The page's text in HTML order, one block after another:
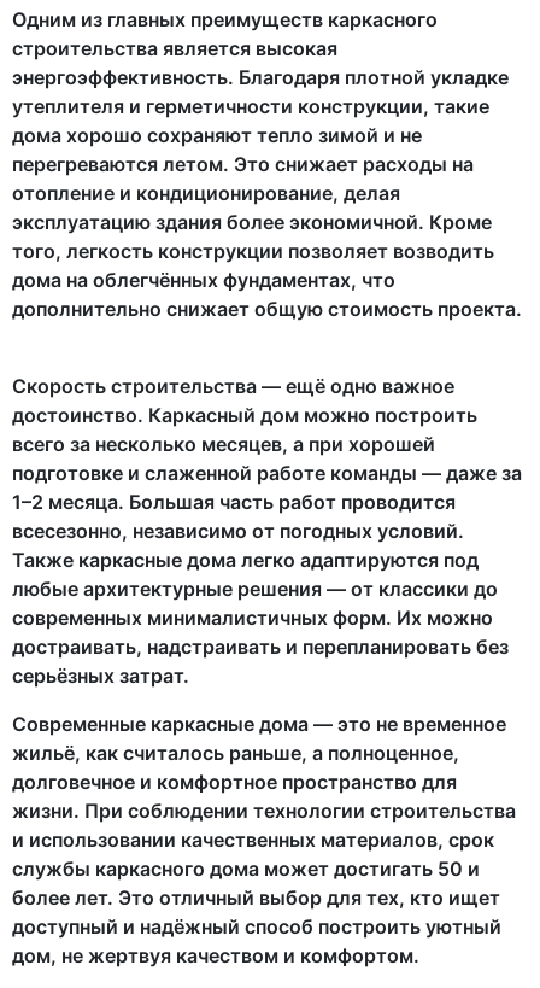
Одним из главных преимуществ каркасного
строительства является высокая
энергоэффективность. Благодаря плотной укладке
утеплителя и герметичности конструкции, такие
дома хорошо сохраняют тепло зимой и не
перегреваются летом. Это снижает расходы на
отопление и кондиционирование, делая
эксплуатацию здания более экономичной. Кроме
того, легкость конструкции позволяет возводить
дома на облегчённых фундаментах, что
дополнительно снижает общую стоимость проекта.
Скорость строительства — ещё одно важное
достоинство. Каркасный дом можно построить
всего за несколько месяцев, а при хорошей
подготовке и слаженной работе команды — даже за
1–2 месяца. Большая часть работ проводится
всесезонно, независимо от погодных условий.
Также каркасные дома легко адаптируются под
любые архитектурные решения — от классики до
современных минималистичных форм. Их можно
достраивать, надстраивать и перепланировать без
серьёзных затрат.
Современные каркасные дома — это не временное
жильё, как считалось раньше, а полноценное,
долговечное и комфортное пространство для
жизни. При соблюдении технологии строительства
и использовании качественных материалов, срок
службы каркасного дома может достигать 50 и
более лет. Это отличный выбор для тех, кто ищет
доступный и надёжный способ построить уютный
дом, не жертвуя качеством и комфортом.